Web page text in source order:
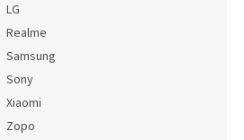
LG
Realme
Samsung
Sony
Xiaomi
Zopo